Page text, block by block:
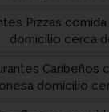
Pizzas
domicilio cerca
Caribeños
domicilio